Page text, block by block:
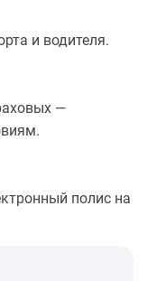
и водителя.
—
полис на